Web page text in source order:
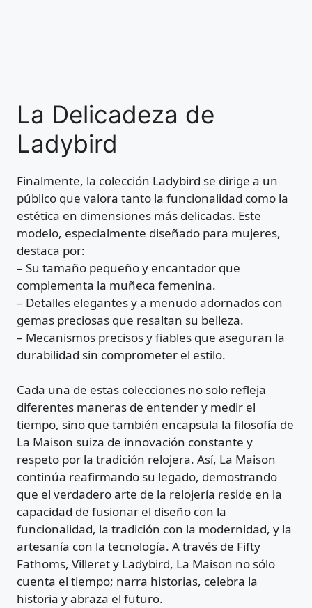
La Delicadeza de
Ladybird
Finalmente, la colección Ladybird se dirige a un
público que valora tanto la funcionalidad como la
estética en dimensiones más delicadas. Este
modelo, especialmente diseñado para mujeres,
destaca por:
– Su tamaño pequeño y encantador que
complementa la muñeca femenina.
– Detalles elegantes y a menudo adornados con
gemas preciosas que resaltan su belleza.
– Mecanismos precisos y fiables que aseguran la
durabilidad sin comprometer el estilo.
Cada una de estas colecciones no solo refleja
diferentes maneras de entender y medir el
tiempo, sino que también encapsula la filosofía de
La Maison suiza de innovación constante y
respeto por la tradición relojera. Así, La Maison
continúa reafirmando su legado, demostrando
que el verdadero arte de la relojería reside en la
capacidad de fusionar el diseño con la
funcionalidad, la tradición con la modernidad, y la
artesanía con la tecnología. A través de Fifty
Fathoms, Villeret y Ladybird, La Maison no sólo
cuenta el tiempo; narra historias, celebra la
historia y abraza el futuro.